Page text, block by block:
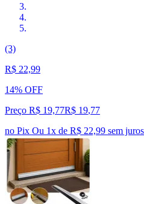
(3)
R$ 22,99
14% OFF
Preço R$ 19,77R$ 19,77
no Pix Ou 1x de R$ 22,99 sem juros